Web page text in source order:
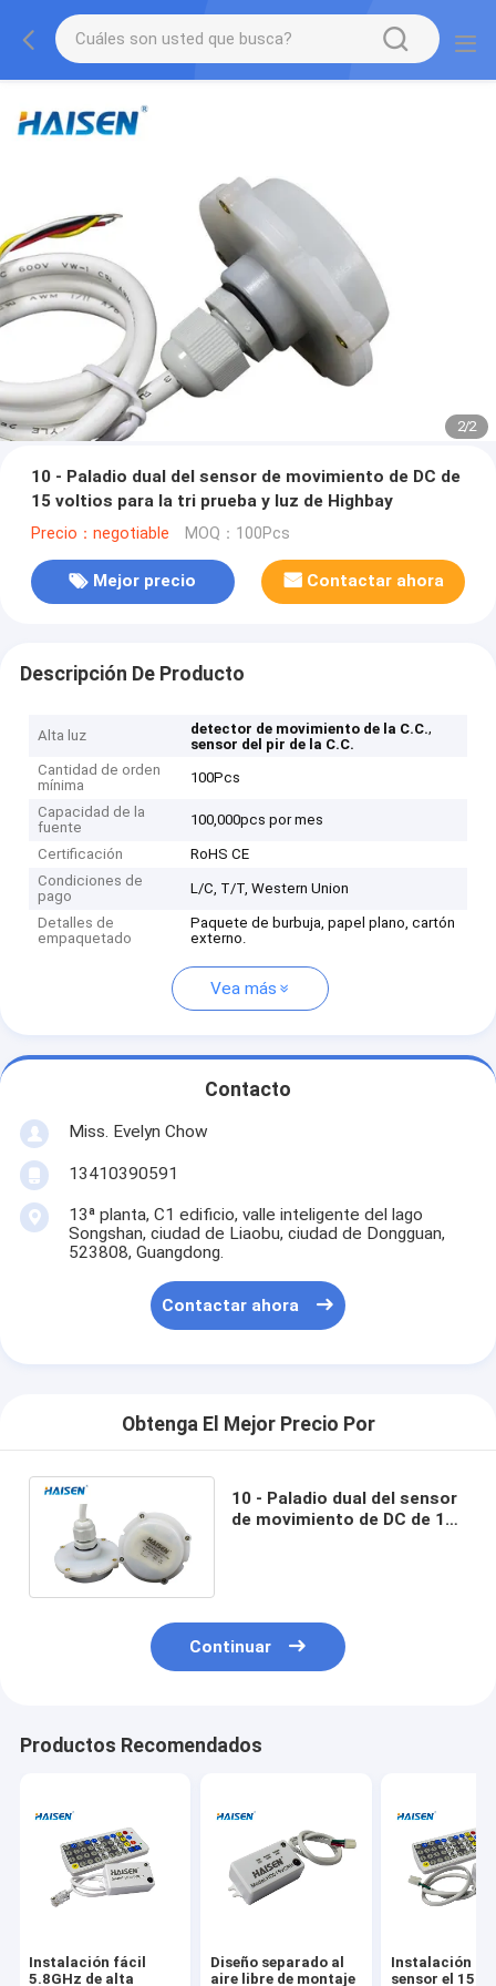
2/2
10 - Paladio dual del sensor de movimiento de DC de
15 voltios para la tri prueba y luz de Highbay
Precio：negotiable MOQ：100Pcs
Mejor precio Contactar ahora
Descripción De Producto
Alta luz detector de movimiento de la C.C.,
sensor del pir de la C.C.
Cantidad de orden
mínima
100Pcs
Capacidad de la
fuente
100,000pcs por mes
Certificación
RoHS CE
Condiciones de
pago
L/C, T/T, Western Union
Detalles de
empaquetado
Paquete de burbuja, papel plano, cartón
externo.
Vea más
Contacto
Miss. Evelyn Chow
13410390591
13ª planta, C1 edificio, valle inteligente del lago
Songshan, ciudad de Liaobu, ciudad de Dongguan,
523808, Guangdong.
Contactar ahora
Obtenga El Mejor Precio Por
10 - Paladio dual del sensor
de movimiento de DC de 15
Continuar
Productos Recomendados
Instalación fácil
5.8GHz de alta
Diseño separado al
aire libre de montaje
Instalación del
sensor el 15m